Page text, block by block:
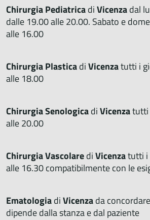
Chirurgia PediatricadiVicenzadal
dalle 19.00 alle 20.00. Sabato e
alle 16.00
Chirurgia PlasticadiVicenzatutti i
alle 18.00
Chirurgia SenologicadiVicenzatutti
alle 20.00
Chirurgia VascolarediVicenzatutti i
alle 16.30 compatibilmente con le
EmatologiadiVicenzada
dipende dalla stanza e dal paziente